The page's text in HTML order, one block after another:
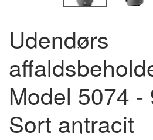
Udendørs
Model 5074 -
Sort antracit